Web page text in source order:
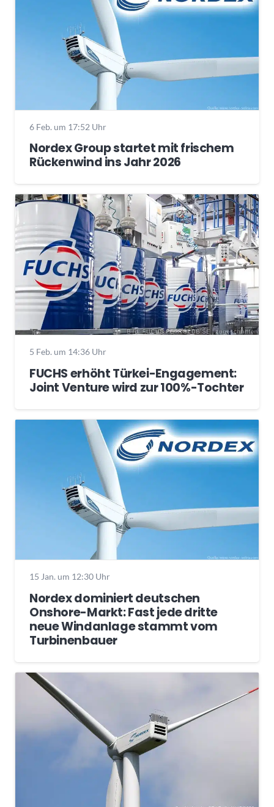
6 Feb. um 17:52 Uhr
Nordex Group startet mit frischem
Rückenwind ins Jahr 2026
5 Feb. um 14:36 Uhr
FUCHS erhöht Türkei-Engagement:
Joint Venture wird zur 100%-Tochter
15 Jan. um 12:30 Uhr
Nordex dominiert deutschen
Onshore-Markt: Fast jede dritte
neue Windanlage stammt vom
Turbinenbauer